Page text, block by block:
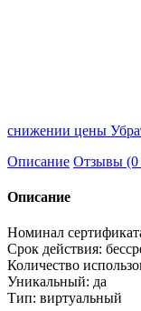
снижении цены
Описание Отзывы
Описание
Номинал
Срок действия:
Количество
Уникальный: да
Тип: виртуальный